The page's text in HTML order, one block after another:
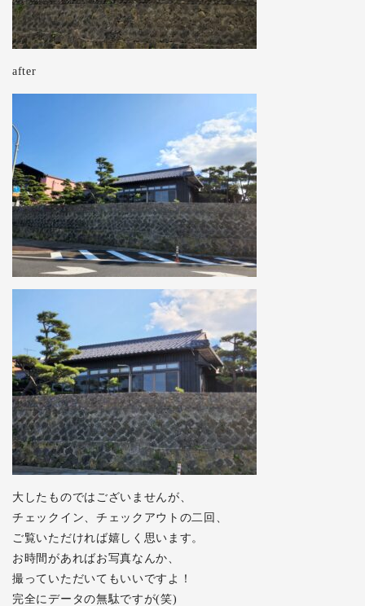
after
大したものではございませんが、
チェックイン、チェックアウトの二回、
ご覧いただければ嬉しく思います。
お時間があればお写真なんか、
撮っていただいてもいいですよ！
完全にデータの無駄ですが(笑)